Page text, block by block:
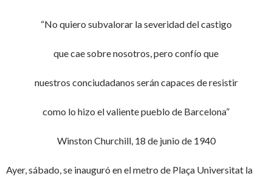
“No quiero subvalorar la severidad del castigo
que cae sobre nosotros, pero confío que
nuestros conciudadanos serán capaces de resistir
como lo hizo el valiente pueblo de Barcelona”
Winston Churchill, 18 de junio de 1940
Ayer, sábado, se inauguró en el metro de Plaça Universitat la